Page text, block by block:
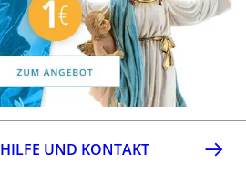
HILFE UND KONTAKT